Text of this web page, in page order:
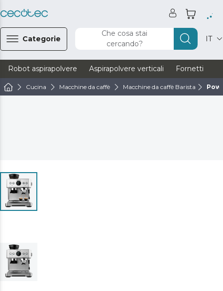
Categorie
Che cosa stai
cercando?
IT
Robot aspirapolvere Aspirapolvere verticali Fornetti
Cucina Macchine da caffè Macchine da caffè Barista